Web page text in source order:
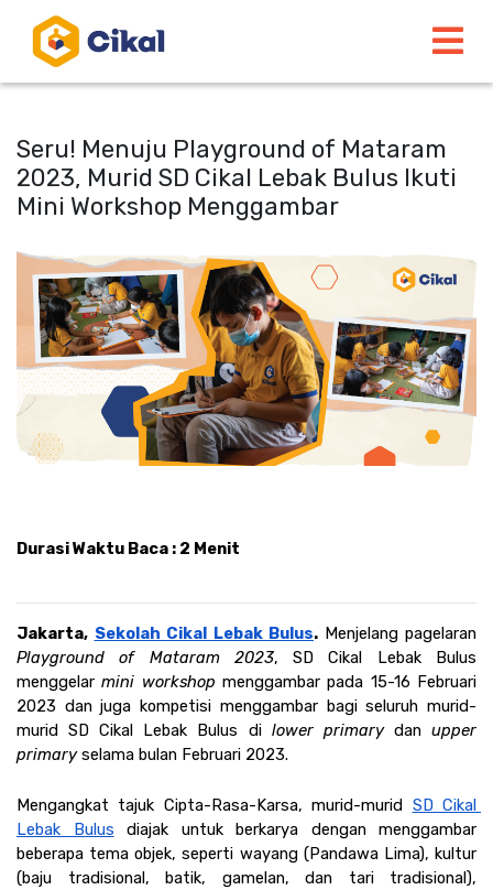
Seru! Menuju Playground of Mataram
2023, Murid SD Cikal Lebak Bulus Ikuti
Mini Workshop Menggambar
Durasi Waktu Baca : 2 Menit
Jakarta, Sekolah Cikal Lebak Bulus.
Playground of Mataram 2023, SD Cikal Lebak Bulus
menggelar mini workshop menggambar pada 15-16 Februari
2023 dan juga kompetisi menggambar bagi seluruh murid-
murid SD Cikal Lebak Bulus di lower primary dan upper
primary selama bulan Februari 2023.
Mengangkat tajuk Cipta-Rasa-Karsa, murid-murid SD Cikal
Lebak Bulus diajak untuk berkarya dengan menggambar
beberapa tema objek, seperti wayang (Pandawa Lima), kultur
(baju tradisional, batik, gamelan, dan tari tradisional),